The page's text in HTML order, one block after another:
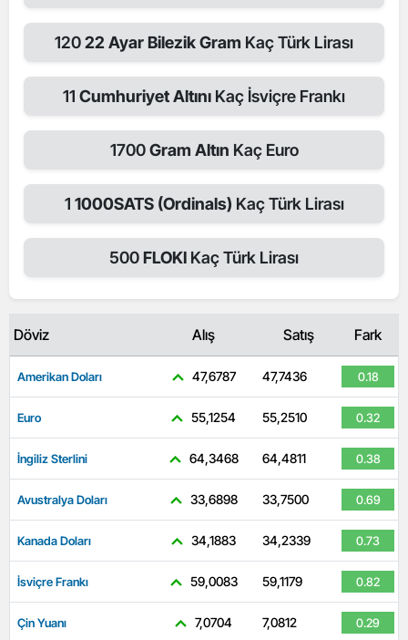
12022 Ayar Bilezik Gram Kaç Türk Lirası
11 Cumhuriyet Altını Kaç İsviçre Frankı
1700Gram Altın Kaç Euro
1 1000SATS (Ordinals) Kaç Türk Lirası
500FLOKI Kaç Türk Lirası
Döviz Alış Satış Fark
Amerikan Doları 47,6787 47,7436 0.18
Euro 55,1254 55,2510 0.32
İngiliz Sterlini 64,3468 64,4811 0.38
Avustralya Doları 33,6898 33,7500 0.69
Kanada Doları 34,1883 34,2339 0.73
İsviçre Frankı 59,0083 59,1179 0.82
Çin Yuanı 7,0704 7,0812 0.29